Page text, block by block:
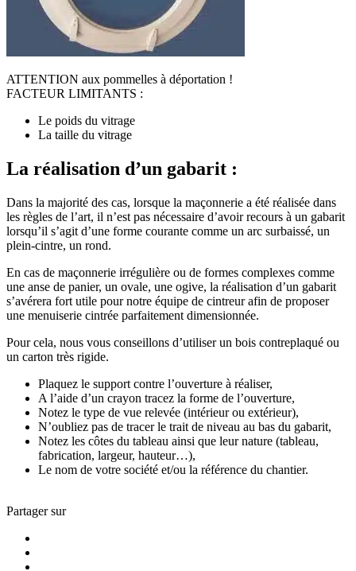
ATTENTION aux pommelles à déportation !
FACTEUR LIMITANTS :
Le poids du vitrage
La taille du vitrage
La réalisation d’un gabarit :
Dans la majorité des cas, lorsque la maçonnerie a été réalisée dans
les règles de l’art, il n’est pas nécessaire d’avoir recours à un gabarit
lorsqu’il s’agit d’une forme courante comme un arc surbaissé, un
plein-cintre, un rond.
En cas de maçonnerie irrégulière ou de formes complexes comme
une anse de panier, un ovale, une ogive, la réalisation d’un gabarit
s’avérera fort utile pour notre équipe de cintreur afin de proposer
une menuiserie cintrée parfaitement dimensionnée.
Pour cela, nous vous conseillons d’utiliser un bois contreplaqué ou
un carton très rigide.
Plaquez le support contre l’ouverture à réaliser,
A l’aide d’un crayon tracez la forme de l’ouverture,
Notez le type de vue relevée (intérieur ou extérieur),
N’oubliez pas de tracer le trait de niveau au bas du gabarit,
Notez les côtes du tableau ainsi que leur nature (tableau,
fabrication, largeur, hauteur…),
Le nom de votre société et/ou la référence du chantier.
Partager sur